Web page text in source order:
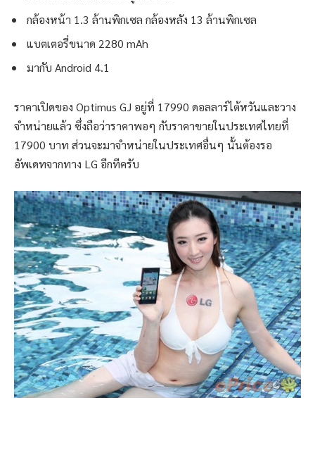
กล้องหน้า 1.3 ล้านพิกเซล กล้องหลัง 13 ล้านพิกเซล
แบตเตอรี่ขนาด 2280 mAh
มากับ Android 4.1
ราคาเปิดของ Optimus GJ อยู่ที่ 17990 ดอลลาร์ไต้หวันและวาง
จำหน่ายแล้ว ซึ่งถือว่าราคาพอๆ กับราคาขายในประเทศไทยที่
17900 บาท ส่วนจะมาจำหน่ายในประเทศอื่นๆ นั้นต้องรอ
อัพเดทจากทาง LG อีกทีครับ